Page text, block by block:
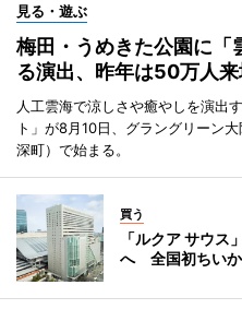
見る・遊ぶ
梅田・うめきた公園に
る演出、昨年は50万人
人工雲海で涼しさや癒やしを演出
ト」が8月10日、グラングリーン
深町）で始まる。
買う
「ルクア サウス
へ 全国初ちいか